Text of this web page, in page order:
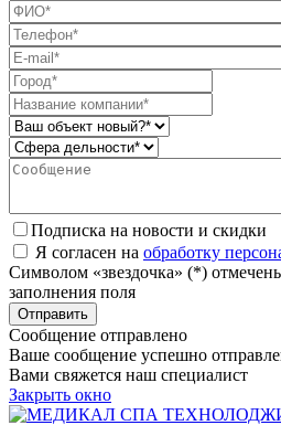
Подписка на новости и скидки
Я согласен на обработку
Символом «звездочка» (*)
заполнения поля
Сообщение отправлено
Ваше сообщение успешно
Вами свяжется наш специалист
Закрыть окно